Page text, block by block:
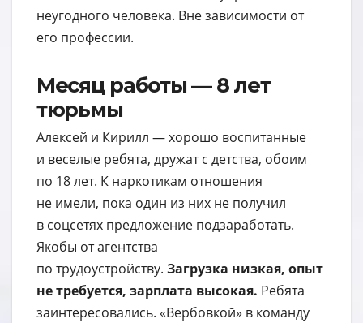
неугодного человека. Вне зависимости от
его профессии.
Месяц работы — 8 лет
тюрьмы
Алексей и Кирилл — хорошо воспитанные
и веселые ребята, дружат с детства, обоим
по 18 лет. К наркотикам отношения
не имели, пока один из них не получил
в соцсетях предложение подзаработать.
Якобы от агентства
по трудоустройству. Загрузка низкая, опыт
не требуется, зарплата высокая. Ребята
заинтересовались. «Вербовкой» в команду